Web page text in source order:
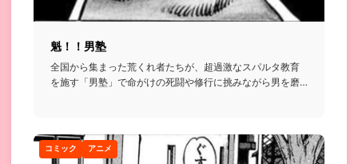
魁！！男塾
全国から集まった荒くれ者たちが、超過激なスパルタ教育
を施す「男塾」で命がけの死闘や修行に挑みながら男を磨
コミック アニメ